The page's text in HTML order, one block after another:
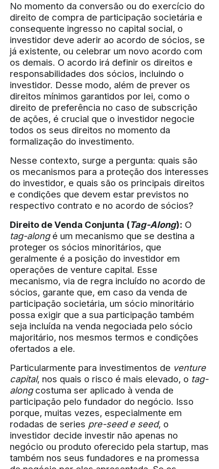
No momento da conversão ou do exercício do
direito de compra de participação societária e
consequente ingresso no capital social, o
investidor deve aderir ao acordo de sócios, se
já existente, ou celebrar um novo acordo com
os demais. O acordo irá definir os direitos e
responsabilidades dos sócios, incluindo o
investidor. Desse modo, além de prever os
direitos mínimos garantidos por lei, como o
direito de preferência no caso de subscrição
de ações, é crucial que o investidor negocie
todos os seus direitos no momento da
formalização do investimento.
Nesse contexto, surge a pergunta: quais são
os mecanismos para a proteção dos interesses
do investidor, e quais são os principais direitos
e condições que devem estar previstos no
respectivo contrato e no acordo de sócios?
Direito de Venda Conjunta (Tag-Along): O
tag-alongé um mecanismo que se destina a
proteger os sócios minoritários, que
geralmente é a posição do investidor em
operações de venture capital. Esse
mecanismo, via de regra incluído no acordo de
sócios, garante que, em caso da venda de
participação societária, um sócio minoritário
possa exigir que a sua participação também
seja incluída na venda negociada pelo sócio
majoritário, nos mesmos termos e condições
ofertados a ele.
Particularmente para investimentos de venture
capital, nos quais o risco é mais elevado, o tag-
alongcostuma ser aplicado à venda de
participação pelo fundador do negócio. Isso
porque, muitas vezes, especialmente em
rodadas de series pre-seed e seed, o
investidor decide investir não apenas no
negócio ou produto oferecido pela startup, mas
também nos seus fundadores e na promessa